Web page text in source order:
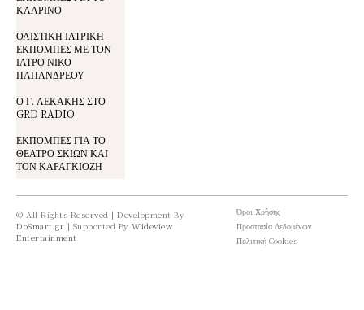
ΚΛΑΡΙΝΟ
ΟΛΙΣΤΙΚΗ ΙΑΤΡΙΚΗ -
ΕΚΠΟΜΠΕΣ ΜΕ ΤΟΝ
ΙΑΤΡΟ ΝΙΚΟ
ΠΑΠΑΝΔΡΕΟΥ
Ο Γ. ΛΕΚΑΚΗΣ ΣΤΟ
GRD RADIO
ΕΚΠΟΜΠΕΣ ΓΙΑ ΤΟ
ΘΕΑΤΡΟ ΣΚΙΩΝ ΚΑΙ
ΤΟΝ ΚΑΡΑΓΚΙΟΖΗ
© All Rights Reserved | Development By
DoSmart.gr | Supported By Wideview
Entertainment
Όροι Χρήσης
Προστασία Δεδομένων
Πολιτική Cookies